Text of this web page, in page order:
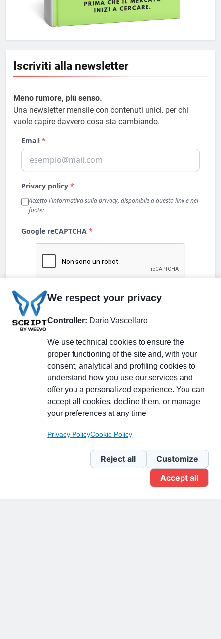
Iscriviti alla newsletter
Meno rumore, più senso.
Una newsletter mensile con contenuti unici, per chi
vuole capire davvero cosa sta cambiando.
Partecipa alla discussione
Pagina Linkedin
Newsletter Linkedin
We respect your privacy
Controller: Dario Vascellaro
We use technical cookies to ensure the
proper functioning of the site and, with your
consent, analytical and profiling cookies to
understand how you use our services and
offer you a personalized experience. You can
accept all cookies, decline them, or manage
your preferences at any time.
Privacy PolicyCookie Policy
Reject all
Customize
Accept all